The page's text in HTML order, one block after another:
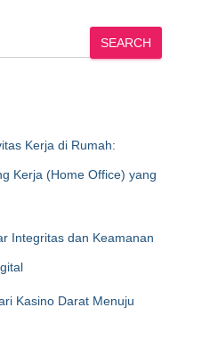
SEARCH
Kerja di Rumah:
Kerja (Home Office) yang
Integritas dan Keamanan
Kasino Darat Menuju